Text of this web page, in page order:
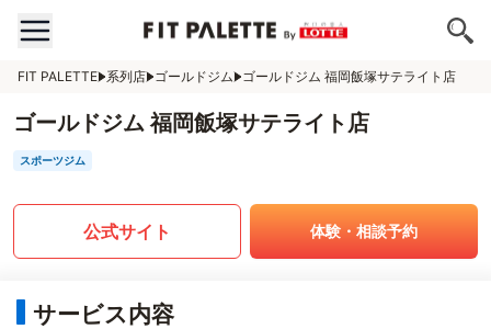
FIT PALETTE 系列店 ゴールドジム ゴールドジム 福岡飯塚サテライト店
ゴールドジム 福岡飯塚サテライト店
スポーツジム
公式サイト 体験・相談予約
サービス内容